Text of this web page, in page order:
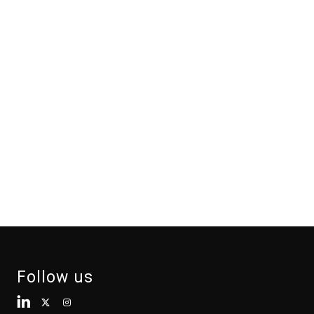
Follow us